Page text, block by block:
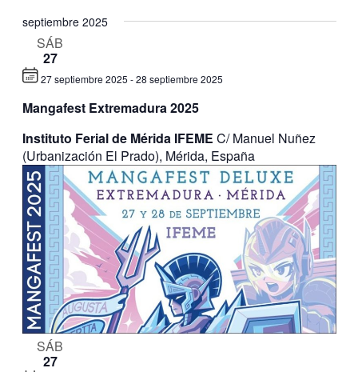
la
fecha.
septiembre 2025
SÁB
27
Mangafest Extremadura 2025
27 septiembre 2025 -28 septiembre 2025
Instituto Ferial de Mérida IFEME C/ Manuel Nuñez
(Urbanización El Prado), Mérida, España
SÁB
27